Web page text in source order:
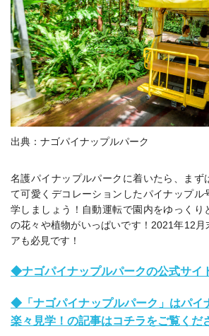
出典：ナゴパイナップルパーク
名護パイナップルパークに着いたら、まず
て可愛くデコレーションしたパイナップル
学しましょう！自動運転で園内をゆっくり
の花々や植物がいっぱいです！2021年12月
アも必見です！
◆ナゴパイナップルパークの公式サイ
◆「ナゴパイナップルパーク」はパイ
楽々見学！の記事はコチラをご覧くだ